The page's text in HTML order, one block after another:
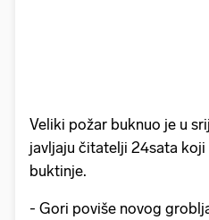
Veliki požar buknuo je u
javljaju čitatelji 24sata koji
buktinje.
- Gori poviše novog